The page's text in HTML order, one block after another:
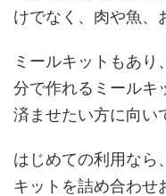
けでなく、肉や魚、
ミールキットもあ
分で作れるミールキ
済ませたい方に向い
はじめての利用なら
キットを詰め合わせ